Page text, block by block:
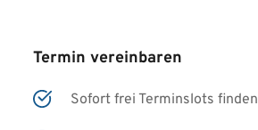
Termin vereinbaren
Sofort frei Terminslots finden